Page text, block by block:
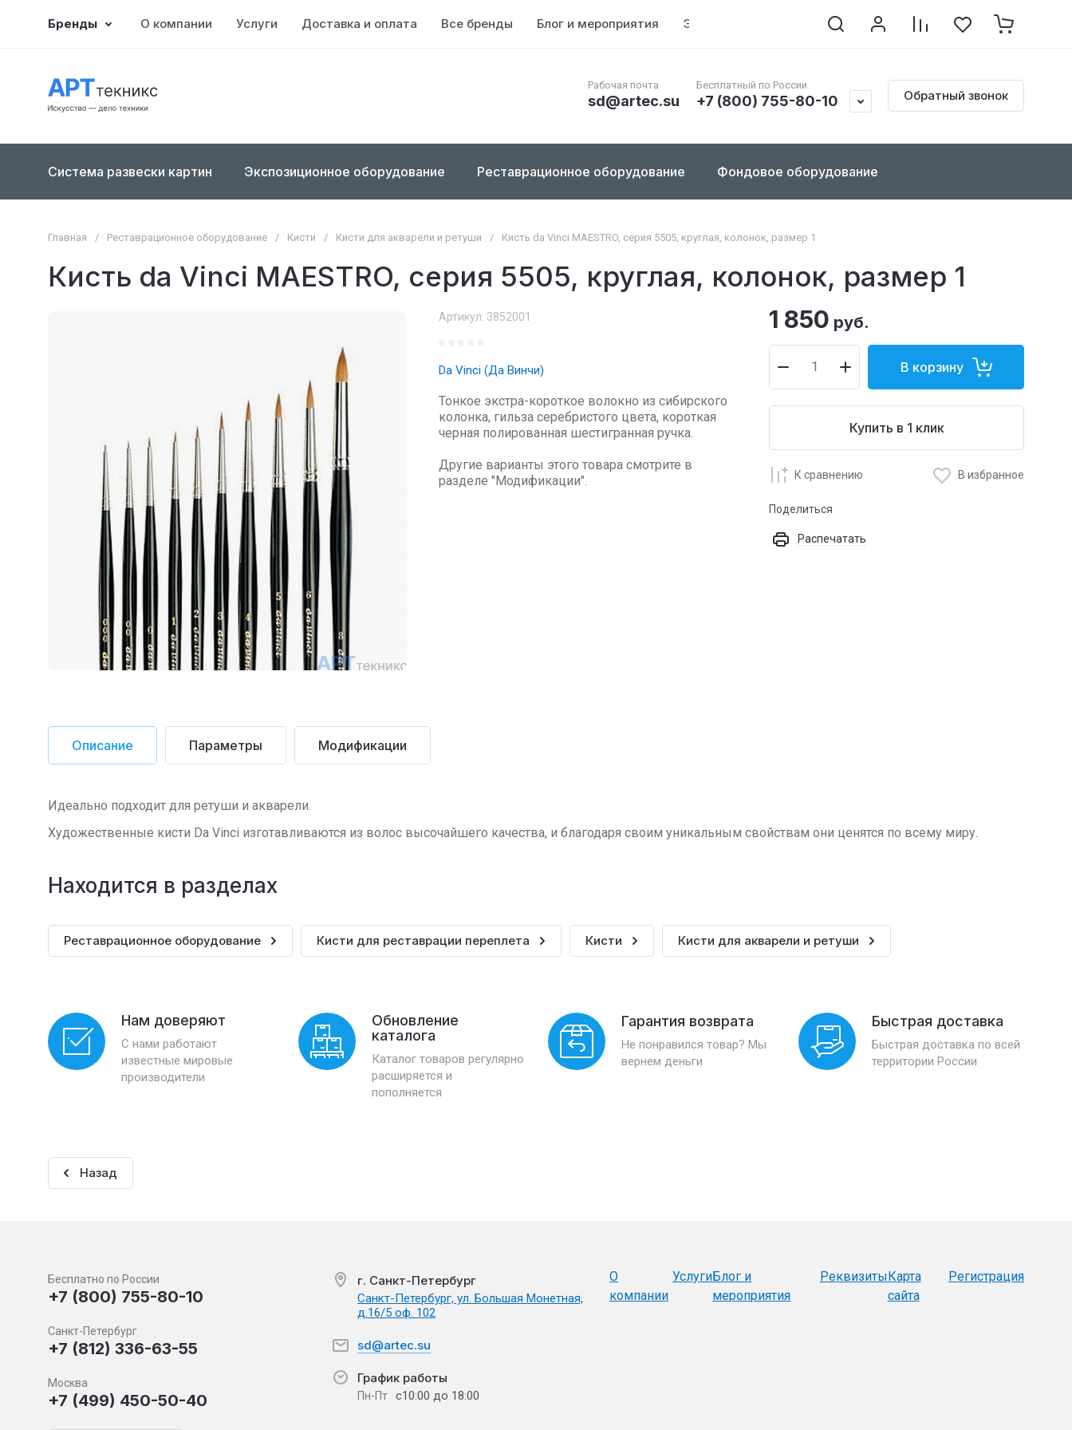
Бренды О компании Услуги Доставка и оплата Все бренды Блог и мероприятия Энциклопедия по реставрации Контакты Документы
Рабочая почта
sd@artec.su
Бесплатный по России
+7 (800) 755-80-10 Обратный звонок
Система развески картин Экспозиционное оборудование Реставрационное оборудование Фондовое оборудование
Главная / Реставрационное оборудование / Кисти / Кисти для акварели и ретуши / Кисть da Vinci MAESTRO, серия 5505, круглая, колонок, размер 1
Кисть da Vinci MAESTRO, серия 5505, круглая, колонок, размер 1
Артикул: 3852001
Da Vinci (Да Винчи)
Тонкое экстра-короткое волокно из сибирского
колонка, гильза серебристого цвета, короткая
черная полированная шестигранная ручка.
Другие варианты этого товара смотрите в
разделе "Модификации".
1 850 руб.
В корзину
Купить в 1 клик
К сравнению В избранное
Поделиться
Распечатать
Описание Параметры Модификации
Идеально подходит для ретуши и акварели.
Художественные кисти Da Vinci изготавливаются из волос высочайшего качества, и благодаря своим уникальным свойствам они ценятся по всему миру.
Находится в разделах
Реставрационное оборудование Кисти для реставрации переплета Кисти Кисти для акварели и ретуши
Нам доверяют
С нами работают
известные мировые
производители
Обновление
каталога
Каталог товаров регулярно
расширяется и
пополняется
Гарантия возврата
Не понравился товар? Мы
вернем деньги
Быстрая доставка
Быстрая доставка по всей
территории России
Назад
Бесплатно по России
+7 (800) 755-80-10
Санкт-Петербург
+7 (812) 336-63-55
Москва
+7 (499) 450-50-40
г. Санкт-Петербург
Санкт-Петербург, ул. Большая Монетная,
д.16/5 оф. 102
sd@artec.su
График работы
Пн-Пт с10:00 до 18:00
О
компании
УслугиБлог и
мероприятия
РеквизитыКарта
сайта
Регистрация